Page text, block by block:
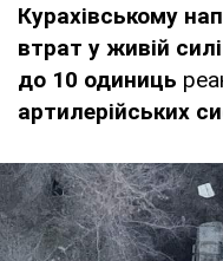
Курахівському
втрат у живій силі
до 10 одиниць
артилерійських